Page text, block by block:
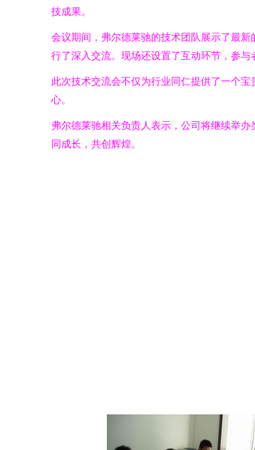
技成果。
会议期间，弗尔德莱驰的技术团队展示了最
行了深入交流。现场还设置了互动环节，参与
此次技术交流会不仅为行业同仁提供了一个
心。
弗尔德莱驰相关负责人表示，公司将继续举
同成长，共创辉煌。